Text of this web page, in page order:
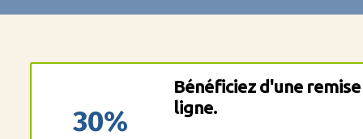
30%
Bénéficiez d'une
ligne.